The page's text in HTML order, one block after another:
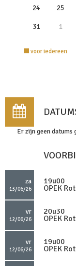
24 25
31 1
voor iedereen
Er zijn geen datums
za
13/06/26
19u00
OPEK
vr
12/06/26
20u30
OPEK
vr
12/06/26
19u00
OPEK